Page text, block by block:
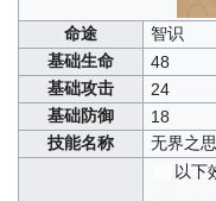
命途 智识
基础生命
48
基础攻击
24
基础防御
18
技能名称
无界之思
以下